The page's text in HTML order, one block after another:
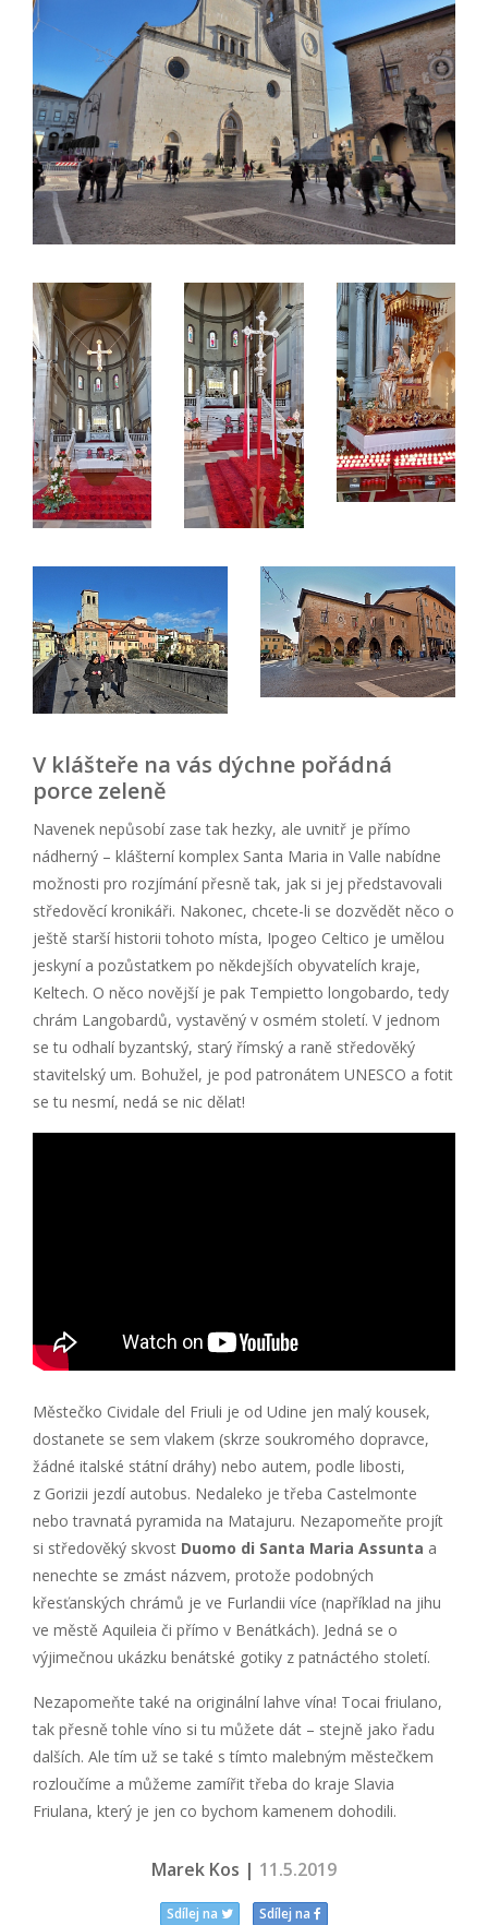
V klášteře na vás dýchne pořádná
porce zeleně
Navenek nepůsobí zase tak hezky, ale uvnitř je přímo
nádherný – klášterní komplex Santa Maria in Valle nabídne
možnosti pro rozjímání přesně tak, jak si jej představovali
středověcí kronikáři. Nakonec, chcete-li se dozvědět něco o
ještě starší historii tohoto místa, Ipogeo Celtico je umělou
jeskyní a pozůstatkem po někdejších obyvatelích kraje,
Keltech. O něco novější je pak Tempietto longobardo, tedy
chrám Langobardů, vystavěný v osmém století. V jednom
se tu odhalí byzantský, starý římský a raně středověký
stavitelský um. Bohužel, je pod patronátem UNESCO a fotit
se tu nesmí, nedá se nic dělat!
Městečko Cividale del Friuli je od Udine jen malý kousek,
dostanete se sem vlakem (skrze soukromého dopravce,
žádné italské státní dráhy) nebo autem, podle libosti,
z Gorizii jezdí autobus. Nedaleko je třeba Castelmonte
nebo travnatá pyramida na Matajuru. Nezapomeňte projít
si středověký skvost Duomo di Santa Maria Assunta a
nenechte se zmást názvem, protože podobných
křesťanských chrámů je ve Furlandii více (například na jihu
ve městě Aquileia či přímo v Benátkách). Jedná se o
výjimečnou ukázku benátské gotiky z patnáctého století.
Nezapomeňte také na originální lahve vína! Tocai friulano,
tak přesně tohle víno si tu můžete dát – stejně jako řadu
dalších. Ale tím už se také s tímto malebným městečkem
rozloučíme a můžeme zamířit třeba do kraje Slavia
Friulana, který je jen co bychom kamenem dohodili.
Marek Kos | 11.5.2019
Sdílej na Sdílej na